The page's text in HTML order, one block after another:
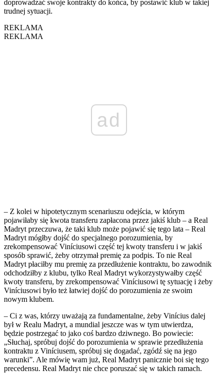
doprowadzać swoje kontrakty do końca, by postawić klub w takiej
trudnej sytuacji.
REKLAMA
REKLAMA
ad
– Z kolei w hipotetycznym scenariuszu odejścia, w którym
pojawiłaby się kwota transferu zapłacona przez jakiś klub – a Real
Madryt przeczuwa, że taki klub może pojawić się tego lata – Real
Madryt mógłby dojść do specjalnego porozumienia, by
zrekompensować Viníciusowi część tej kwoty transferu i w jakiś
sposób sprawić, żeby otrzymał premię za podpis. To nie Real
Madryt płaciłby mu premię za przedłużenie kontraktu, bo zawodnik
odchodziłby z klubu, tylko Real Madryt wykorzystywałby część
kwoty transferu, by zrekompensować Viníciusowi tę sytuację i żeby
Viníciusowi było też łatwiej dojść do porozumienia ze swoim
nowym klubem.
– Ci z was, którzy uważają za fundamentalne, żeby Vinícius dalej
był w Realu Madryt, a mundial jeszcze was w tym utwierdza,
będzie postrzegać to jako coś bardzo dziwnego. Bo powiecie:
„Słuchaj, spróbuj dojść do porozumienia w sprawie przedłużenia
kontraktu z Viníciusem, spróbuj się dogadać, zgódź się na jego
warunki”. Ale mówię wam już, Real Madryt panicznie boi się tego
precedensu. Real Madryt nie chce poruszać się w takich ramach.